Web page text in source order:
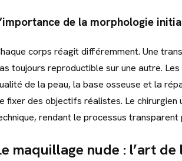
de la morphologie
corps réagit différemment. Une
toujours reproductible sur une autre.
de la peau, la base osseuse et la
fixer des objectifs réalistes. Le chirurgien
rendant le processus transparent
maquillage nude : l’art